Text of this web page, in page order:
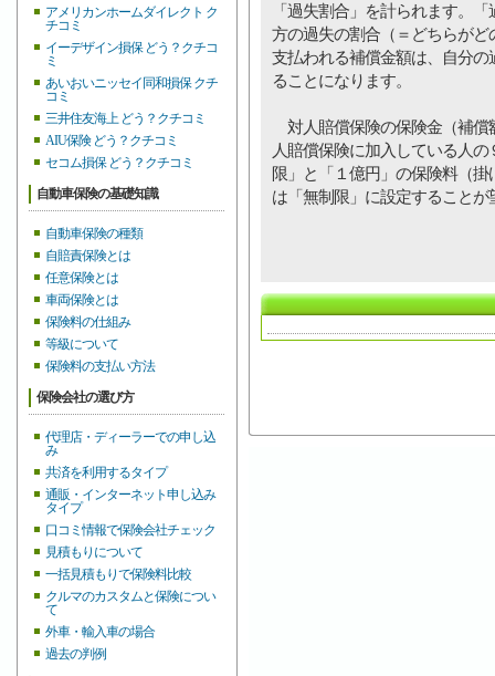
アメリカンホームダイレクト ク
チコミ
イーデザイン損保 どう？クチコ
ミ
あいおいニッセイ同和損保 クチ
コミ
三井住友海上 どう？クチコミ
AIU保険 どう？クチコミ
セコム損保 どう？クチコミ
自動車保険の基礎知識
自動車保険の種類
自賠責保険とは
任意保険とは
車両保険とは
保険料の仕組み
等級について
保険料の支払い方法
保険会社の選び方
代理店・ディーラーでの申し込
み
共済を利用するタイプ
通販・インターネット申し込み
タイプ
口コミ情報で保険会社チェック
見積もりについて
一括見積もりで保険料比較
クルマのカスタムと保険につい
て
外車・輸入車の場合
過去の判例
「過失割合」を計られます。
方の過失の割合（＝どちらが
支払われる補償金額は、自分
ることになります。
対人賠償保険の保険金（補償
人賠償保険に加入している人
限」と「１億円」の保険料（
は「無制限」に設定することが